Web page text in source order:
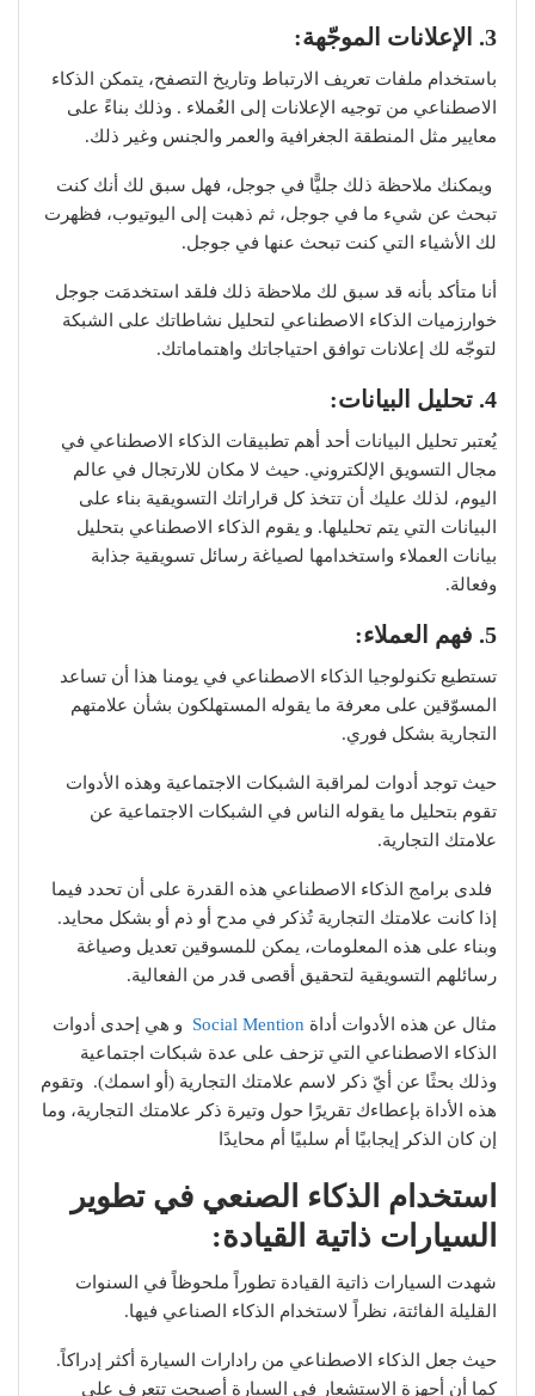
3. الإعلانات الموجّهة :
باستخدام ملفات تعريف الارتباط وتاريخ التصفح، يتمكن الذكاء
الاصطناعي من توجيه الإعلانات إلى العُملاء . وذلك بناءً على
معايير مثل المنطقة الجغرافية والعمر والجنس وغير ذلك.
ويمكنك ملاحظة ذلك جليًّا في جوجل، فهل سبق لك أنك كنت
تبحث عن شيء ما في جوجل، ثم ذهبت إلى اليوتيوب، فظهرت
لك الأشياء التي كنت تبحث عنها في جوجل.
أنا متأكد بأنه قد سبق لك ملاحظة ذلك فلقد استخدمَت جوجل
خوارزميات الذكاء الاصطناعي لتحليل نشاطاتك على الشبكة
لتوجّه لك إعلانات توافق احتياجاتك واهتماماتك.
4. تحليل البيانات :
يُعتبر تحليل البيانات أحد أهم تطبيقات الذكاء الاصطناعي في
مجال التسويق الإلكتروني. حيث لا مكان للارتجال في عالم
اليوم، لذلك عليك أن تتخذ كل قراراتك التسويقية بناء على
البيانات التي يتم تحليلها. و يقوم الذكاء الاصطناعي بتحليل
بيانات العملاء واستخدامها لصياغة رسائل تسويقية جذابة
وفعالة.
5. فهم العملاء :
تستطيع تكنولوجيا الذكاء الاصطناعي في يومنا هذا أن تساعد
المسوّقين على معرفة ما يقوله المستهلكون بشأن علامتهم
التجارية بشكل فوري.
حيث توجد أدوات لمراقبة الشبكات الاجتماعية وهذه الأدوات
تقوم بتحليل ما يقوله الناس في الشبكات الاجتماعية عن
علامتك التجارية.
فلدى برامج الذكاء الاصطناعي هذه القدرة على أن تحدد فيما
إذا كانت علامتك التجارية تُذكر في مدح أو ذم أو بشكل محايد.
وبناء على هذه المعلومات، يمكن للمسوقين تعديل وصياغة
رسائلهم التسويقية لتحقيق أقصى قدر من الفعالية.
مثال عن هذه الأدوات أداة Social Mention و هي إحدى أدوات
الذكاء الاصطناعي التي تزحف على عدة شبكات اجتماعية
وذلك بحثًا عن أيّ ذكر لاسم علامتك التجارية (أو اسمك). وتقوم
هذه الأداة بإعطاءك تقريرًا حول وتيرة ذكر علامتك التجارية، وما
إن كان الذكر إيجابيًا أم سلبيًا أم محايدًا
استخدام الذكاء الصنعي في تطوير
السيارات ذاتية القيادة:
شهدت السيارات ذاتية القيادة تطوراً ملحوظاً في السنوات
القليلة الفائتة، نظراً لاستخدام الذكاء الصناعي فيها.
حيث جعل الذكاء الاصطناعي من رادارات السيارة أكثر إدراكاً.
كما أن أجهزة الاستشعار في السيارة أصبحت تتعرف على